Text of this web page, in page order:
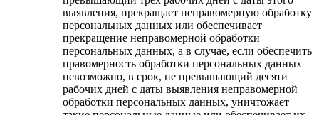
выявления, прекращает неправомерную обработку
персональных данных или обеспечивает
прекращение неправомерной обработки
персональных данных, а в случае, если обеспечить
правомерность обработки персональных данных
невозможно, в срок, не превышающий десяти
рабочих дней с даты выявления неправомерной
обработки персональных данных, уничтожает